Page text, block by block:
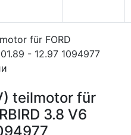
teilmotor für
3.8 V6